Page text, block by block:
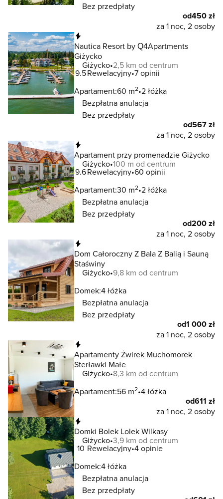
Bez przedpłaty
od450 zł
za 1 noc, 2 osoby
Nautica Resort by Q4Apartments
Giżycko
Giżycko 2,5 km od centrum
9.5Rewelacyjny 7 opinii
Apartament:60 m2 2 łóżka
Bezpłatna anulacja
Bez przedpłaty
od567 zł
za 1 noc, 2 osoby
Apartament przy promenadzie Giżycko
Giżycko 100 m od centrum
9.6Rewelacyjny 60 opinii
Apartament:30 m2 2 łóżka
Bezpłatna anulacja
Bez przedpłaty
od200 zł
za 1 noc, 2 osoby
Dom Całoroczny Z Bala Z Balią i Sauną
Staświny
Giżycko 9,8 km od centrum
Domek:4 łóżka
Bezpłatna anulacja
Bez przedpłaty
od1 000 zł
za 1 noc, 2 osoby
Apartamenty Żwirek Muchomorek
Sterławki Małe
Giżycko 8,3 km od centrum
Apartament:56 m2 4 łóżka
od611 zł
za 1 noc, 2 osoby
Domki Bolek Lolek Wilkasy
Giżycko 3,9 km od centrum
10 Rewelacyjny 4 opinie
Domek:4 łóżka
Bezpłatna anulacja
Bez przedpłaty